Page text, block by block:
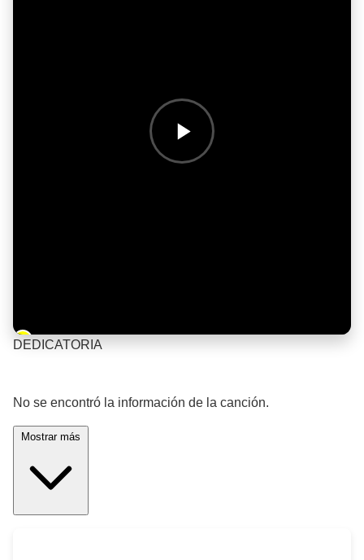
Barra de progreso de la reproducción
DEDICATORIA
No se encontró la información de la canción.